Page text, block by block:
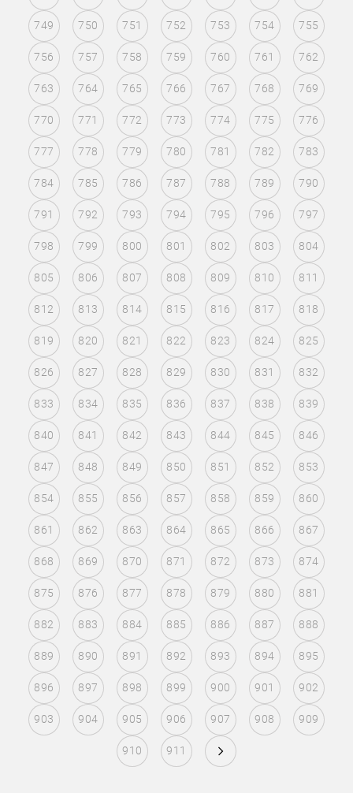
749 750 751 752 753 754 755
756 757 758 759 760 761 762
763 764 765 766 767 768 769
770 771 772 773 774 775 776
777 778 779 780 781 782 783
784 785 786 787 788 789 790
791 792 793 794 795 796 797
798 799 800 801 802 803 804
805 806 807 808 809 810 811
812 813 814 815 816 817 818
819 820 821 822 823 824 825
826 827 828 829 830 831 832
833 834 835 836 837 838 839
840 841 842 843 844 845 846
847 848 849 850 851 852 853
854 855 856 857 858 859 860
861 862 863 864 865 866 867
868 869 870 871 872 873 874
875 876 877 878 879 880 881
882 883 884 885 886 887 888
889 890 891 892 893 894 895
896 897 898 899 900 901 902
903 904 905 906 907 908 909
910 911